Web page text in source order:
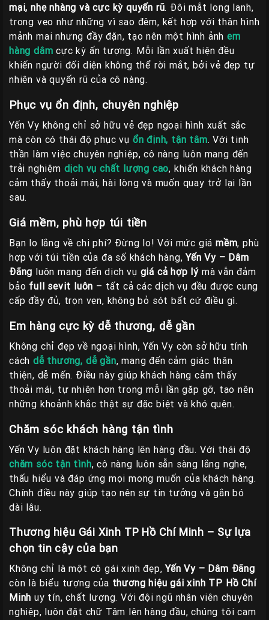
mại, nhẹ nhàng và cực kỳ quyến rũ. Đôi mắt long lanh,
trong veo như những vì sao đêm, kết hợp với thân hình
mảnh mai nhưng đầy đặn, tạo nên một hình ảnh em
hàng dâm cực kỳ ấn tượng. Mỗi lần xuất hiện đều
khiến người đối diện không thể rời mắt, bởi vẻ đẹp tự
nhiên và quyến rũ của cô nàng.
Phục vụ ổn định, chuyên nghiệp
Yến Vy không chỉ sở hữu vẻ đẹp ngoại hình xuất sắc
mà còn có thái độ phục vụ ổn định, tận tâm. Với tinh
thần làm việc chuyên nghiệp, cô nàng luôn mang đến
trải nghiệm dịch vụ chất lượng cao, khiến khách hàng
cảm thấy thoải mái, hài lòng và muốn quay trở lại lần
sau.
Giá mềm, phù hợp túi tiền
Bạn lo lắng về chi phí? Đừng lo! Với mức giá mềm, phù
hợp với túi tiền của đa số khách hàng,Yến Vy – Dâm
Đãng luôn mang đến dịch vụ giá cả hợp lý mà vẫn đảm
bảo full sevit luôn – tất cả các dịch vụ đều được cung
cấp đầy đủ, trọn vẹn, không bỏ sót bất cứ điều gì.
Em hàng cực kỳ dễ thương, dễ gần
Không chỉ đẹp về ngoại hình, Yến Vy còn sở hữu tính
cách dễ thương, dễ gần, mang đến cảm giác thân
thiện, dễ mến. Điều này giúp khách hàng cảm thấy
thoải mái, tự nhiên hơn trong mỗi lần gặp gỡ, tạo nên
những khoảnh khắc thật sự đặc biệt và khó quên.
Chăm sóc khách hàng tận tình
Yến Vy luôn đặt khách hàng lên hàng đầu. Với thái độ
chăm sóc tận tình, cô nàng luôn sẵn sàng lắng nghe,
thấu hiểu và đáp ứng mọi mong muốn của khách hàng.
Chính điều này giúp tạo nên sự tin tưởng và gắn bó
dài lâu.
Thương hiệu Gái Xinh TP Hồ Chí Minh – Sự lựa
chọn tin cậy của bạn
Không chỉ là một cô gái xinh đẹp,Yến Vy – Dâm Đãng
còn là biểu tượng của thương hiệu gái xinh TP Hồ Chí
Minh uy tín, chất lượng. Với đội ngũ nhân viên chuyên
nghiệp, luôn đặt chữ Tâm lên hàng đầu, chúng tôi cam